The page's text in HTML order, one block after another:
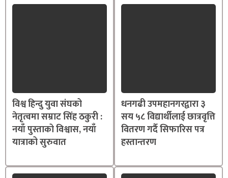
विश्व हिन्दु युवा संघको
नेतृत्वमा सम्राट सिंह ठकुरी :
नयाँ पुस्ताको विश्वास, नयाँ
यात्राको सुरुवात
धनगढी उपमहानगरद्वारा ३
सय ५८ विद्यार्थीलाई छात्रवृत्ति
वितरण गर्दै सिफारिस पत्र
हस्तान्तरण